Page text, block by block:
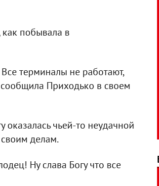
побывала в
терминалы не работают,
Приходько в своем
оказалась чьей-то неудачной
своим делам.
Ну слава Богу что все